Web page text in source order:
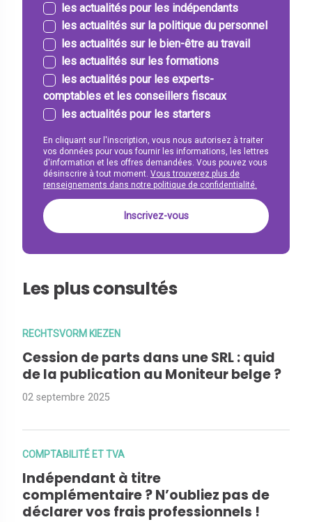
les actualités pour les indépendants
les actualités sur la politique du personnel
les actualités sur le bien-être au travail
les actualités sur les formations
les actualités pour les experts-
comptables et les conseillers fiscaux
les actualités pour les starters
En cliquant sur l'inscription, vous nous autorisez à traiter
vos données pour vous fournir les informations, les lettres
d'information et les offres demandées. Vous pouvez vous
désinscrire à tout moment. Vous trouverez plus de
renseignements dans notre politique de confidentialité.
Les plus consultés
RECHTSVORM KIEZEN
Cession de parts dans une SRL : quid
de la publication au Moniteur belge ?
02 septembre 2025
COMPTABILITÉ ET TVA
Indépendant à titre
complémentaire ? N’oubliez pas de
déclarer vos frais professionnels !